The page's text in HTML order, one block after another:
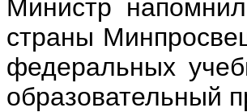
Министр
страны
федеральных
образовательный